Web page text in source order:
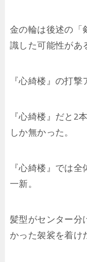
金の輪は後述の
識した可能性があ
『心綺楼』の打
『心綺楼』だと2
しか無かった。
『心綺楼』では
一新。
髪型がセンター分
かった袈裟を着け